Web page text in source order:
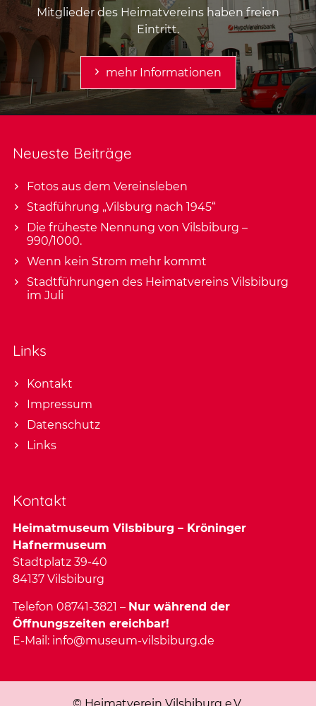
Mitglieder des Heimatvereins haben freien
Eintritt.
mehr Informationen
Neueste Beiträge
Fotos aus dem Vereinsleben
Stadführung „Vilsburg nach 1945“
Die früheste Nennung von Vilsbiburg –
990/1000.
Wenn kein Strom mehr kommt
Stadtführungen des Heimatvereins Vilsbiburg
im Juli
Links
Kontakt
Impressum
Datenschutz
Links
Kontakt
Heimatmuseum Vilsbiburg – Kröninger
Hafnermuseum
Stadtplatz 39-40
84137 Vilsbiburg
Telefon 08741-3821 – Nur während der
Öffnungszeiten ereichbar!
E-Mail: info@museum-vilsbiburg.de